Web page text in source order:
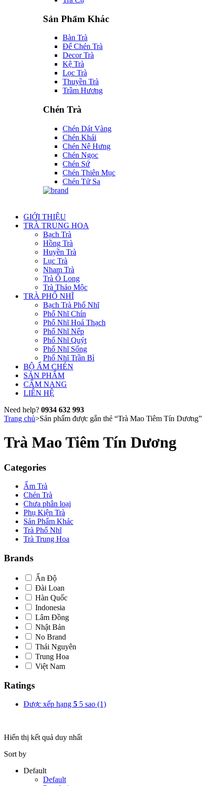
Sản Phẩm Khác
Bàn Trà
Đế Chén Trà
Decor Trà
Kệ Trà
Lọc Trà
Thuyền Trà
Trầm Hương
Chén Trà
Chén Dát Vàng
Chén Khải
Chén Nê Hưng
Chén Ngọc
Chén Sứ
Chén Thiên Mục
Chén Tử Sa
GIỚI THIỆU
TRÀ TRUNG HOA
Bạch Trà
Hồng Trà
Huyền Trà
Lục Trà
Nham Trà
Trà Ô Long
Trà Thảo Mộc
TRÀ PHỔ NHĨ
Bạch Trà Phổ Nhĩ
Phổ Nhĩ Chín
Phổ Nhĩ Hoá Thạch
Phổ Nhĩ Nếp
Phổ Nhĩ Quýt
Phổ Nhĩ Sống
Phổ Nhĩ Trần Bì
BỘ ẤM CHÉN
SẢN PHẨM
CẨM NANG
LIÊN HỆ
Need help? 0934 632 993
Trang chủ>Sản phẩm được gắn thẻ “Trà Mao Tiêm Tín Dương”
Trà Mao Tiêm Tín Dương
Categories
Ấm Trà
Chén Trà
Chưa phân loại
Phụ Kiện Trà
Sản Phẩm Khác
Trà Phổ Nhĩ
Trà Trung Hoa
Brands
Ấn Độ
Đài Loan
Hàn Quốc
Indonesia
Lâm Đồng
Nhật Bản
No Brand
Thái Nguyên
Trung Hoa
Việt Nam
Ratings
Được xếp hạng 5 5 sao (1)
Hiển thị kết quả duy nhất
Sort by
Default
Default